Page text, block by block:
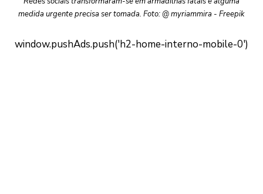
medida urgente precisa ser tomada. Foto: @ myriammira - Freepik